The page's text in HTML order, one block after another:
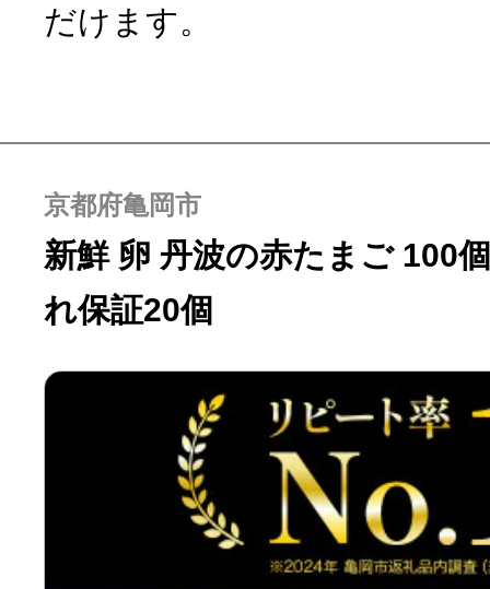
給与所得者版
個人事業主・フリーラン
個人事業・フリーランス
ふるさと納税の基礎知識
10秒ぴったり診断
自治体直営サイト特集
だけます。
京都府亀岡市
新鮮 卵 丹波の赤たまご 100
れ保証20個